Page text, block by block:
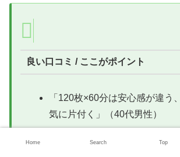
良い口コミ / ここがポイント
「120枚×60分は安心感が違う
気に片付く」（40代男性）
Home Search Top